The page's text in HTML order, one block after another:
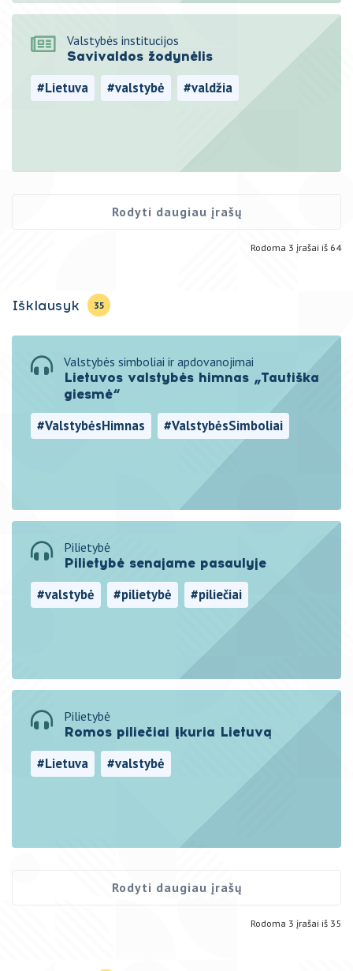
Valstybės institucijos
Savivaldos žodynėlis
#Lietuva #valstybė #valdžia
Rodoma 3 įrašai iš 64
Rodyti daugiau įrašų
Išklausyk 35
Valstybės simboliai ir apdovanojimai
Lietuvos valstybės himnas „Tautiška
giesmė“
#ValstybėsHimnas #ValstybėsSimboliai
Pilietybė
Pilietybė senajame pasaulyje
#valstybė #pilietybė #piliečiai
Pilietybė
Romos piliečiai įkuria Lietuvą
#Lietuva #valstybė
Rodoma 3 įrašai iš 35
Rodyti daugiau įrašų